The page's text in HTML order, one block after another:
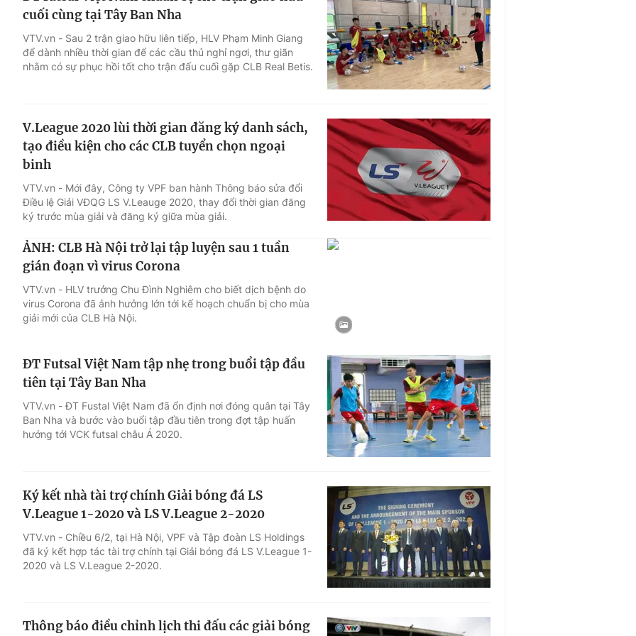
cuối cùng tại Tây Ban Nha
VTV.vn - Sau 2 trận giao hữu liên tiếp, HLV Phạm Minh Giang
để dành nhiều thời gian để các cầu thủ nghỉ ngơi, thư giãn
nhằm có sự phục hồi tốt cho trận đấu cuối gặp CLB Real Betis.
V.League 2020 lùi thời gian đăng ký danh sách,
tạo điều kiện cho các CLB tuyển chọn ngoại
binh
VTV.vn - Mới đây, Công ty VPF ban hành Thông báo sửa đổi
Điều lệ Giải VĐQG LS V.Leauge 2020, thay đổi thời gian đăng
ký trước mùa giải và đăng ký giữa mùa giải.
ẢNH: CLB Hà Nội trở lại tập luyện sau 1 tuần
gián đoạn vì virus Corona
VTV.vn - HLV trưởng Chu Đình Nghiêm cho biết dịch bệnh do
virus Corona đã ảnh hưởng lớn tới kế hoạch chuẩn bị cho mùa
giải mới của CLB Hà Nội.
ĐT Futsal Việt Nam tập nhẹ trong buổi tập đầu
tiên tại Tây Ban Nha
VTV.vn - ĐT Fustal Việt Nam đã ổn định nơi đóng quân tại Tây
Ban Nha và bước vào buổi tập đầu tiên trong đợt tập huấn
hướng tới VCK futsal châu Á 2020.
Ký kết nhà tài trợ chính Giải bóng đá LS
V.League 1-2020 và LS V.League 2-2020
VTV.vn - Chiều 6/2, tại Hà Nội, VPF và Tập đoàn LS Holdings
đã ký kết hợp tác tài trợ chính tại Giải bóng đá LS V.League 1-
2020 và LS V.League 2-2020.
Thông báo điều chỉnh lịch thi đấu các giải bóng